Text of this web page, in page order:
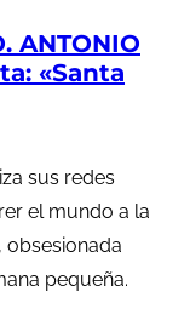
ANTONIO
«Santa
sus redes
el mundo a la
obsesionada
pequeña.